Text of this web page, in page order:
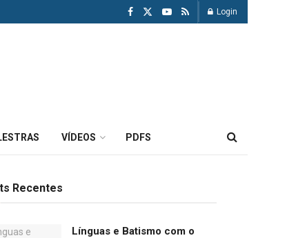
Login
VÍDEOS PDFS
Recentes
Línguas e Batismo com o